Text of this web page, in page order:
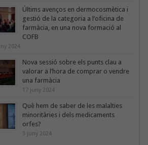
Últims avenços en dermocosmètica i
gestió de la categoria a l’oficina de
farmàcia, en una nova formació al
COFB
2024
Nova sessió sobre els punts clau a
valorar a l’hora de comprar o vendre
una farmàcia
17 juny 2024
Què hem de saber de les malalties
minoritàries i dels medicaments
orfes?
3 juny 2024